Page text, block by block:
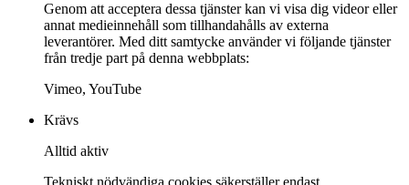
Genom att acceptera dessa tjänster kan vi visa dig videor eller
annat medieinnehåll som tillhandahålls av externa
leverantörer. Med ditt samtycke använder vi följande tjänster
från tredje part på denna webbplats:
Vimeo, YouTube
Krävs
Alltid aktiv